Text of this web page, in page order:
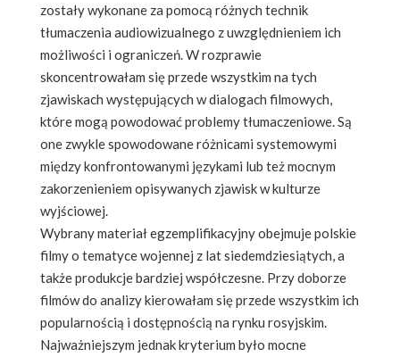
zostały wykonane za pomocą różnych technik
tłumaczenia audiowizualnego z uwzględnieniem ich
możliwości i ograniczeń. W rozprawie
skoncentrowałam się przede wszystkim na tych
zjawiskach występujących w dialogach filmowych,
które mogą powodować problemy tłumaczeniowe. Są
one zwykle spowodowane różnicami systemowymi
między konfrontowanymi językami lub też mocnym
zakorzenieniem opisywanych zjawisk w kulturze
wyjściowej.
Wybrany materiał egzemplifikacyjny obejmuje polskie
filmy o tematyce wojennej z lat siedemdziesiątych, a
także produkcje bardziej współczesne. Przy doborze
filmów do analizy kierowałam się przede wszystkim ich
popularnością i dostępnością na rynku rosyjskim.
Najważniejszym jednak kryterium było mocne